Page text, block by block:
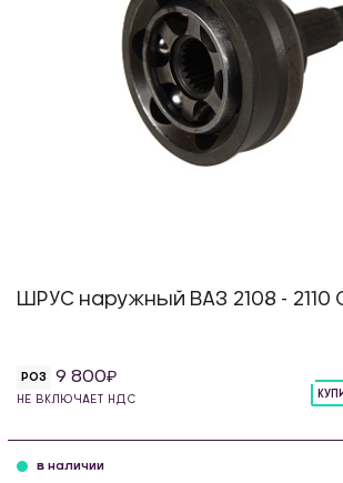
ШРУС наружный ВАЗ 2108 - 2110
РОЗ 9 800
НЕ ВКЛЮЧАЕТ НДС
в наличии